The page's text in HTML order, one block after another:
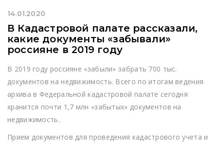
14.01.2020
В Кадастровой палате рассказали,
какие документы «забывали»
россияне в 2019 году
В 2019 году россияне «забыли» забрать 700 тыс.
документов на недвижимость. Всего по итогам ведения
архива в Федеральной кадастровой палате сегодня
хранится почти 1,7 млн «забытых» документов на
недвижимость.
Прием документов для проведения кадастрового учета и